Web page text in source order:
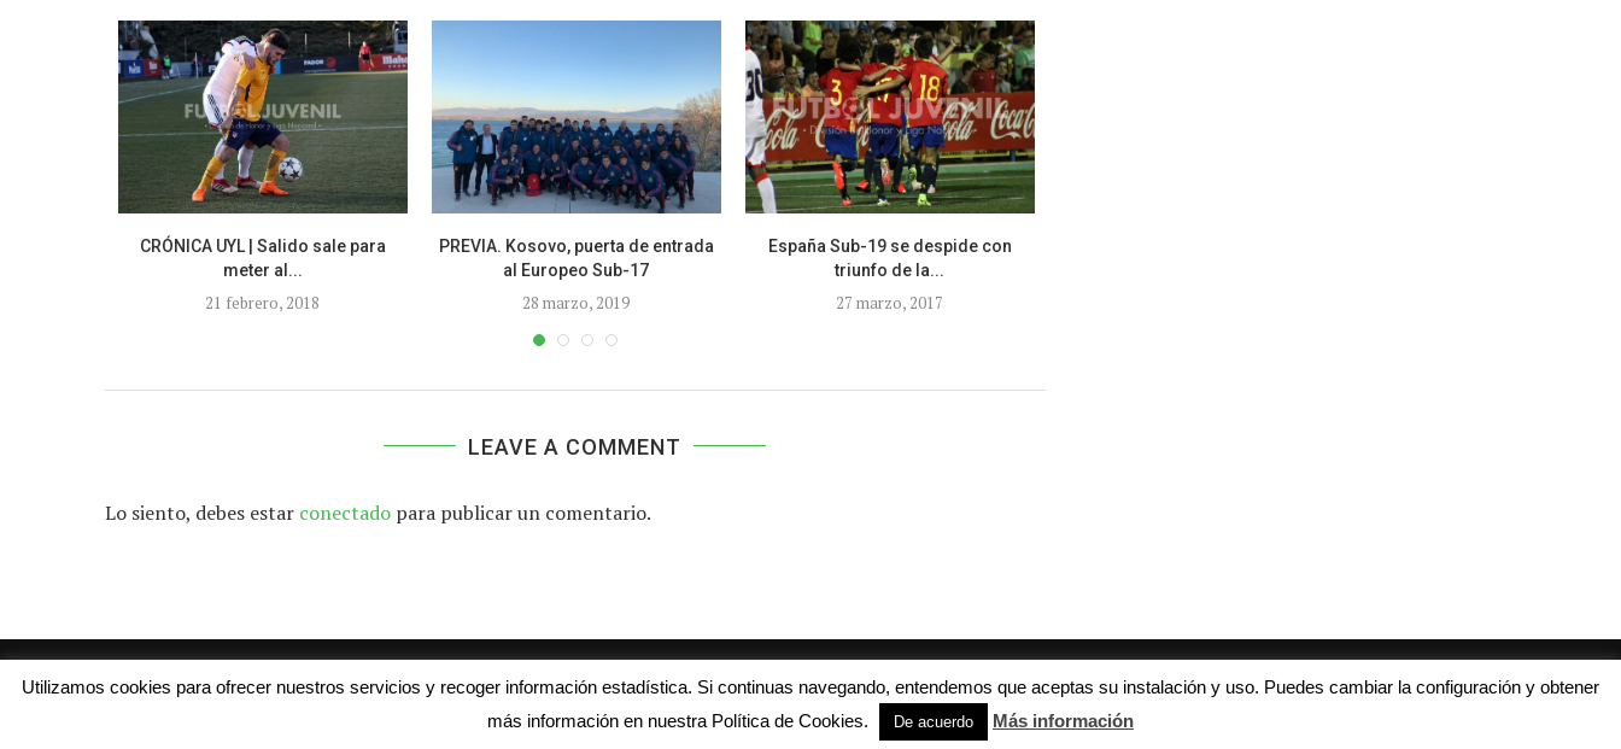
CRÓNICA UYL | Salido sale para
meter al...
21 febrero, 2018
PREVIA. Kosovo, puerta de entrada
al Europeo Sub-17
28 marzo, 2019
España Sub-19 se despide con
triunfo de la...
27 marzo, 2017
LEAVE A COMMENT
Lo siento, debes estar conectado para publicar un comentario.
Aviso legal Contacto Colabora con nosotros
© 2016 - futboljuvenil.es
Utilizamos cookies para ofrecer nuestros servicios y recoger información estadística. Si continuas navegando, entendemos que aceptas su instalación y uso. Puedes cambiar la configuración y obtener
más información en nuestra Política de Cookies.
De acuerdo Más información